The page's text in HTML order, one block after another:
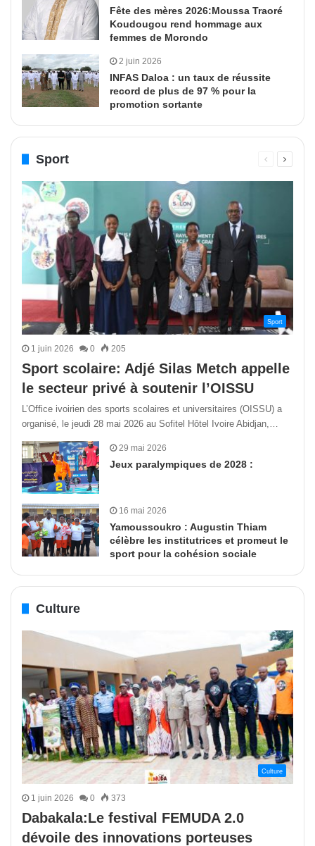
Fête des mères 2026:Moussa Traoré
Koudougou rend hommage aux
femmes de Morondo
2 juin 2026
INFAS Daloa : un taux de réussite
record de plus de 97 % pour la
promotion sortante
Sport
PagePage
Sport
1 juin 2026 0 205
Sport scolaire: Adjé Silas Metch appelle
le secteur privé à soutenir l’OISSU
L’Office ivoirien des sports scolaires et universitaires (OISSU) a
organisé, le jeudi 28 mai 2026 au Sofitel Hôtel Ivoire Abidjan,…
29 mai 2026
Jeux paralympiques de 2028 :
16 mai 2026
Yamoussoukro : Augustin Thiam
célèbre les institutrices et promeut le
sport pour la cohésion sociale
Culture
Culture
1 juin 2026 0 373
Dabakala:Le festival FEMUDA 2.0
dévoile des innovations porteuses